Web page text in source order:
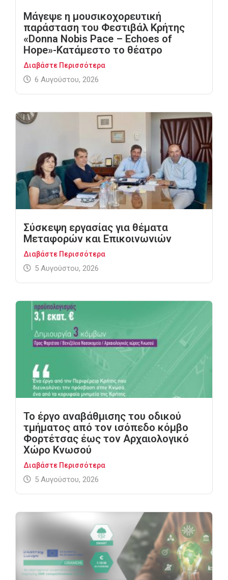
Μάγεψε η μουσικοχορευτική
παράσταση του Φεστιβάλ Κρήτης
«Donna Nobis Pace – Echoes of
Hope»-Κατάμεστο το θέατρο
Διαβάστε Περισσότερα
6 Αυγούστου, 2026
Σύσκεψη εργασίας για θέματα
Μεταφορών και Επικοινωνιών
Διαβάστε Περισσότερα
5 Αυγούστου, 2026
Το έργο αναβάθμισης του οδικού
τμήματος από τον ισόπεδο κόμβο
Φορτέτσας έως τον Αρχαιολογικό
Χώρο Κνωσού
Διαβάστε Περισσότερα
5 Αυγούστου, 2026